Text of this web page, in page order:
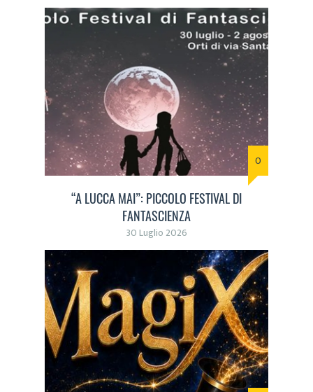
0
“A LUCCA MAI”: PICCOLO FESTIVAL DI
FANTASCIENZA
30 Luglio 2026